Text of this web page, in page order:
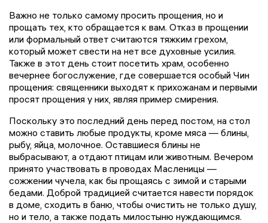
Важно не только самому просить прощения, но и
прощать тех, кто обращается к вам. Отказ в прощении
или формальный ответ считаются тяжким грехом,
который может свести на нет все духовные усилия.
Также в этот день стоит посетить храм, особенно
вечернее богослужение, где совершается особый Чин
прощения: священники выходят к прихожанам и первыми
просят прощения у них, являя пример смирения.
Поскольку это последний день перед постом, на стол
можно ставить любые продукты, кроме мяса — блины,
рыбу, яйца, молочное. Оставшиеся блины не
выбрасывают, а отдают птицам или животным. Вечером
принято участвовать в проводах Масленицы —
сожжении чучела, как бы прощаясь с зимой и старыми
бедами. Доброй традицией считается навести порядок
в доме, сходить в баню, чтобы очистить не только душу,
но и тело, а также подать милостыню нуждающимся.